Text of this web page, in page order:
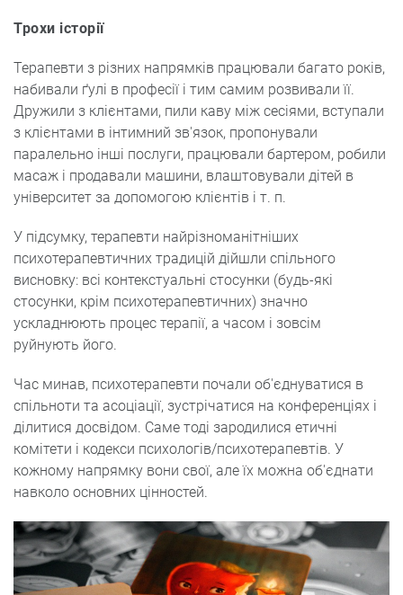
Трохи історії
Терапевти з різних напрямків працювали багато років,
набивали ґулі в професії і тим самим розвивали її.
Дружили з клієнтами, пили каву між сесіями, вступали
з клієнтами в інтимний зв'язок, пропонували
паралельно інші послуги, працювали бартером, робили
масаж і продавали машини, влаштовували дітей в
університет за допомогою клієнтів і т. п.
У підсумку, терапевти найрізноманітніших
психотерапевтичних традицій дійшли спільного
висновку: всі контекстуальні стосунки (будь-які
стосунки, крім психотерапевтичних) значно
ускладнюють процес терапії, а часом і зовсім
руйнують його.
Час минав, психотерапевти почали об'єднуватися в
спільноти та асоціації, зустрічатися на конференціях і
ділитися досвідом. Саме тоді зародилися етичні
комітети і кодекси психологів/психотерапевтів. У
кожному напрямку вони свої, але їх можна об'єднати
навколо основних цінностей.